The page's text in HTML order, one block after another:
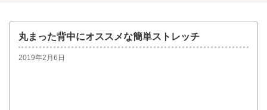
丸まった背中にオススメな簡単ストレッチ
2019年2月6日